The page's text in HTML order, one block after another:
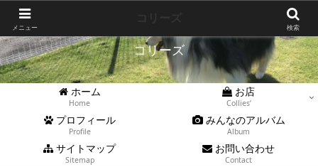
コリーズ
ホーム
Home
お店
Collies’
プロフィール
Profile
みんなのアルバム
Album
サイトマップ
Sitemap
お問い合わせ
Contact
メニュー 検索